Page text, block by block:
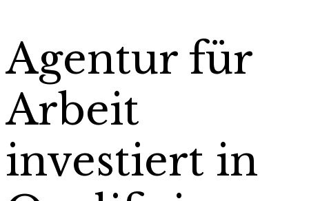
Agentur für
Arbeit
investiert in